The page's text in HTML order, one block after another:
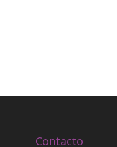
Contacto